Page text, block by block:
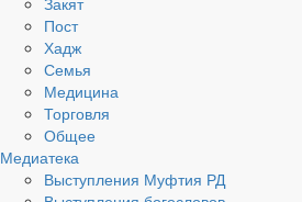
Пост
Хадж
Семья
Медицина
Торговля
Общее
Медиатека
Выступления Муфтия РД